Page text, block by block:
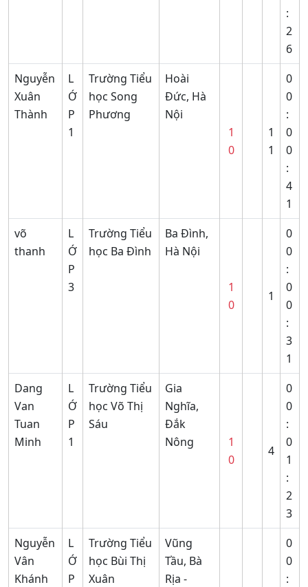
:
2
6
Nguyễn
Xuân
Thành
L
Ớ
P
1
Trường Tiểu
học Song
Phương
Hoài
Đức, Hà
Nội
1
0
1
1
0
0
:
0
0
:
4
1
võ
thanh
L
Ớ
P
3
Trường Tiểu
học Ba Đình
Ba Đình,
Hà Nội
1
0
1
0
0
:
0
0
:
3
1
Dang
Van
Tuan
Minh
L
Ớ
P
1
Trường Tiểu
học Võ Thị
Sáu
Gia
Nghĩa,
Đắk
Nông
1
0
4
0
0
:
0
1
:
2
3
Nguyễn
Vân
Khánh
L
Ớ
P
Trường Tiểu
học Bùi Thị
Xuân
Vũng
Tầu, Bà
Rịa -
0
0
: